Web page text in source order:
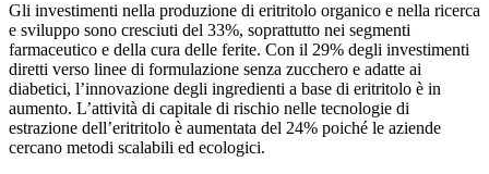
Gli investimenti nella produzione di eritritolo organico e nella ricerca
e sviluppo sono cresciuti del 33%, soprattutto nei segmenti
farmaceutico e della cura delle ferite. Con il 29% degli investimenti
diretti verso linee di formulazione senza zucchero e adatte ai
diabetici, l’innovazione degli ingredienti a base di eritritolo è in
aumento. L’attività di capitale di rischio nelle tecnologie di
estrazione dell’eritritolo è aumentata del 24% poiché le aziende
cercano metodi scalabili ed ecologici.